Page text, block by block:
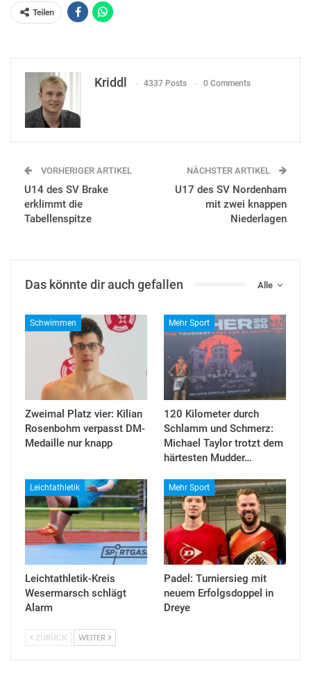
Teilen
Kriddl 4337 Posts 0 Comments
VORHERIGER ARTIKEL
U14 des SV Brake
erklimmt die
Tabellenspitze
NÄCHSTER ARTIKEL
U17 des SV Nordenham
mit zwei knappen
Niederlagen
Alle
Das könnte dir auch gefallen
Schwimmen
Zweimal Platz vier: Kilian
Rosenbohm verpasst DM-
Medaille nur knapp
Mehr Sport
120 Kilometer durch
Schlamm und Schmerz:
Michael Taylor trotzt dem
härtesten Mudder…
Leichtathletik
Leichtathletik-Kreis
Wesermarsch schlägt
Alarm
Mehr Sport
Padel: Turniersieg mit
neuem Erfolgsdoppel in
Dreye
ZURÜCK WEITER